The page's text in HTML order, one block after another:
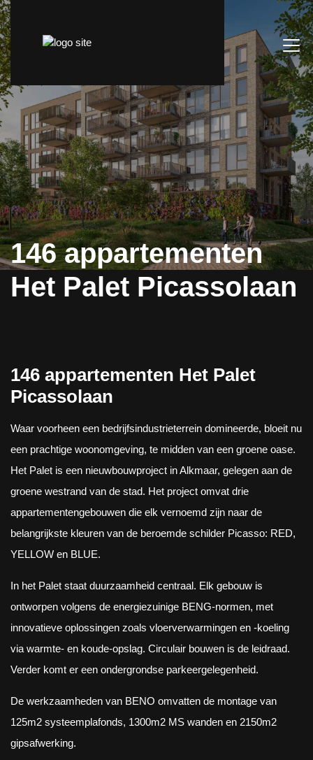
146 appartementen
Het Palet Picassolaan
146 appartementen Het Palet
Picassolaan
Waar voorheen een bedrijfsindustrieterrein domineerde, bloeit nu
een prachtige woonomgeving, te midden van een groene oase.
Het Palet is een nieuwbouwproject in Alkmaar, gelegen aan de
groene westrand van de stad. Het project omvat drie
appartementengebouwen die elk vernoemd zijn naar de
belangrijkste kleuren van de beroemde schilder Picasso: RED,
YELLOW en BLUE.
In het Palet staat duurzaamheid centraal. Elk gebouw is
ontworpen volgens de energiezuinige BENG-normen, met
innovatieve oplossingen zoals vloerverwarmingen en -koeling
via warmte- en koude-opslag. Circulair bouwen is de leidraad.
Verder komt er een ondergrondse parkeergelegenheid.
De werkzaamheden van BENO omvatten de montage van
125m2 systeemplafonds, 1300m2 MS wanden en 2150m2
gipsafwerking.